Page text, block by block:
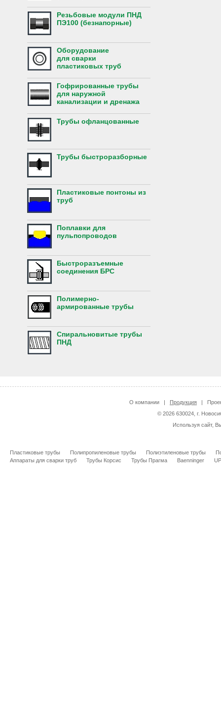
Резьбовые модули ПНД
ПЭ100 (безнапорные)
Оборудование
для сварки
пластиковых труб
Гофрированные трубы
для наружной
канализации и дренажа
Трубы офланцованные
Трубы быстроразборные
Пластиковые понтоны из
труб
Поплавки для
пульпопроводов
Быстроразъемные
соединения БРС
Полимерно-
армированные трубы
Спиральновитые трубы
ПНД
О компании | Продукция |
© 2026 630024, г.
Используя сайт,
Пластиковые трубы Полипропиленовые трубы Полиэтиленовые трубы
Аппараты для сварки труб
Трубы Корсис Трубы Прагма Baenninger